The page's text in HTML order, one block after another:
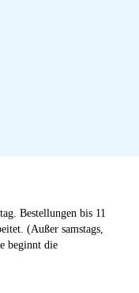
Bestellungen bis 11
(Außer samstags,
beginnt die